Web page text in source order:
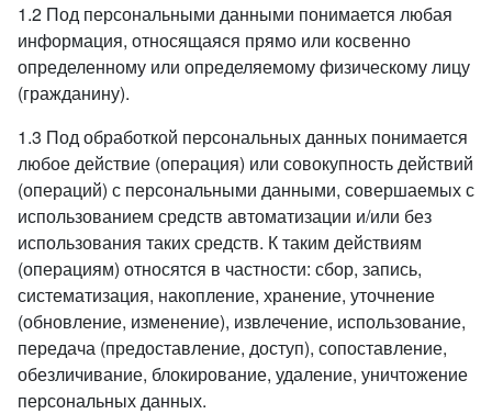
1.2 Под персональными данными понимается любая
информация, относящаяся прямо или косвенно
определенному или определяемому физическому лицу
(гражданину).
1.3 Под обработкой персональных данных понимается
любое действие (операция) или совокупность действий
(операций) с персональными данными, совершаемых с
использованием средств автоматизации и/или без
использования таких средств. К таким действиям
(операциям) относятся в частности: сбор, запись,
систематизация, накопление, хранение, уточнение
(обновление, изменение), извлечение, использование,
передача (предоставление, доступ), сопоставление,
обезличивание, блокирование, удаление, уничтожение
персональных данных.